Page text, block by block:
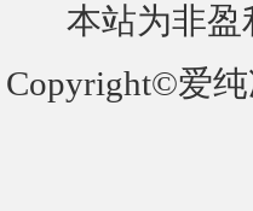
本站为非
Copyright©爱